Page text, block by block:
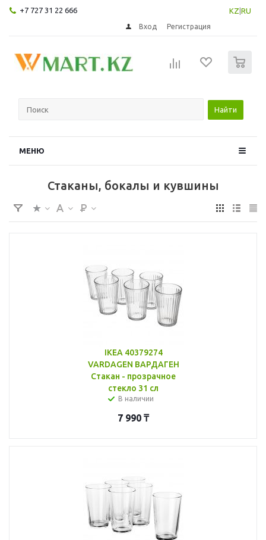
+7 727 31 22 666 KZ RU
Вход Регистрация
Найти
МЕНЮ
Стаканы, бокалы и кувшины
IKEA 40379274
VARDAGEN ВАРДАГЕН
Стакан - прозрачное
стекло 31 сл
В наличии
7 990 ₸